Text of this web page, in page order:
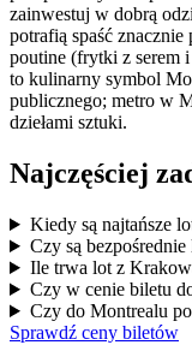
zainwestuj w dobrą
potrafią spaść
poutine (frytki z serem
to kulinarny symbol
publicznego; metro w
dziełami sztuki.
Najczęściej
Kiedy są najtańsze
Czy są
Ile trwa lot z
Czy w cenie biletu
Czy do Montrealu
Sprawdź ceny biletów